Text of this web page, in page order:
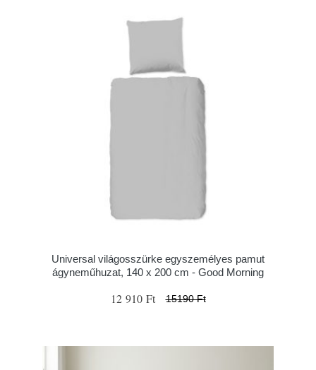
Universal világosszürke egyszemélyes pamut
ágyneműhuzat, 140 x 200 cm - Good Morning
12 910 Ft 15190 Ft